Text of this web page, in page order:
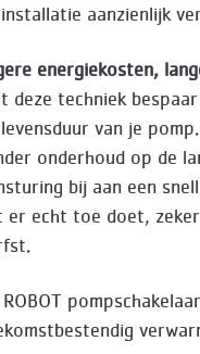
aanzienlijk
energiekosten,
deze techniek
van je
onderhoud op de
bij aan een
er echt toe doet,
ROBOT